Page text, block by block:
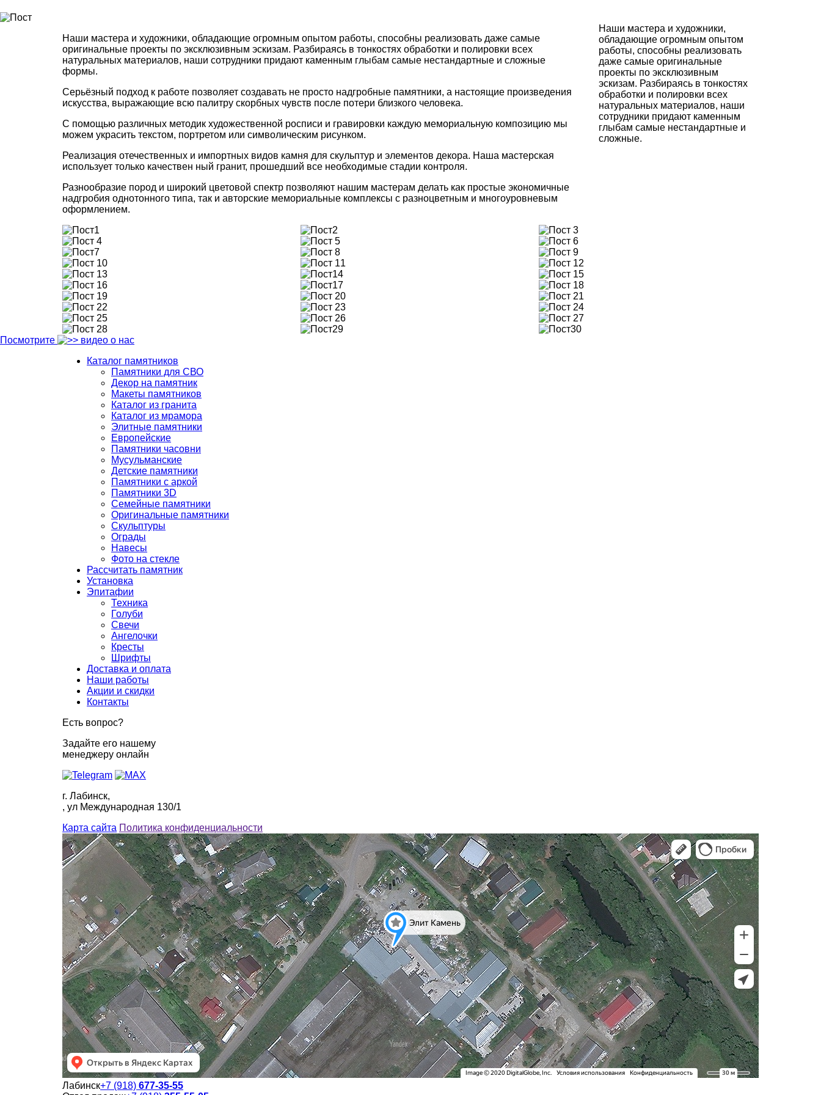
Наши мастера и художники, обладающие огромным опытом работы, способны реализовать даже самые
оригинальные проекты по эксклюзивным эскизам. Разбираясь в тонкостях обработки и полировки всех
натуральных материалов, наши сотрудники придают каменным глыбам самые нестандартные и сложные
формы.
Серьёзный подход к работе позволяет создавать не просто надгробные памятники, а настоящие произведения
искусства, выражающие всю палитру скорбных чувств после потери близкого человека.
С помощью различных методик художественной росписи и гравировки каждую мемориальную композицию мы
можем украсить текстом, портретом или символическим рисунком.
Реализация отечественных и импортных видов камня для скульптур и элементов декора. Наша мастерская
использует только качествен ный гранит, прошедший все необходимые стадии контроля.
Разнообразие пород и широкий цветовой спектр позволяют нашим мастерам делать как простые экономичные
надгробия однотонного типа, так и авторские мемориальные комплексы с разноцветным и многоуровневым
оформлением.
Наши мастера и художники,
обладающие огромным опытом
работы, способны реализовать
даже самые оригинальные
проекты по эксклюзивным
эскизам. Разбираясь в тонкостях
обработки и полировки всех
натуральных материалов, наши
сотрудники придают каменным
глыбам самые нестандартные и
сложные.
1 2
3
4
5
6
7
8
9
10
11
12
13
14
15
16
17
18
19
20
21
22
23
24
25
26
27
28
29
30
Посмотрите
видео о нас
Каталог памятников
Памятники для СВО
Декор на памятник
Макеты памятников
Каталог из гранита
Каталог из мрамора
Элитные памятники
Европейские
Памятники часовни
Мусульманские
Детские памятники
Памятники с аркой
Памятники 3D
Семейные памятники
Оригинальные памятники
Скульптуры
Ограды
Навесы
Фото на стекле
Рассчитать памятник
Установка
Эпитафии
Техника
Голуби
Свечи
Ангелочки
Кресты
Шрифты
Доставка и оплата
Наши работы
Акции и скидки
Контакты
Есть вопрос?
Задайте его нашему
менеджеру онлайн
г. Лабинск,
, ул Международная 130/1
Карта сайта Политика конфиденциальности
Лабинск+7 (918) 677-35-55